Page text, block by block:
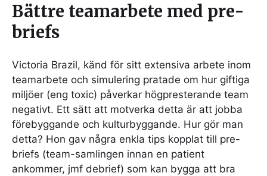
Bättre teamarbete med pre-
briefs
Victoria Brazil, känd för sitt extensiva arbete inom
teamarbete och simulering pratade om hur giftiga
miljöer (eng toxic) påverkar högpresterande team
negativt. Ett sätt att motverka detta är att jobba
förebyggande och kulturbyggande. Hur gör man
detta? Hon gav några enkla tips kopplat till pre-
briefs (team-samlingen innan en patient
ankommer, jmf debrief) som kan bygga att bra